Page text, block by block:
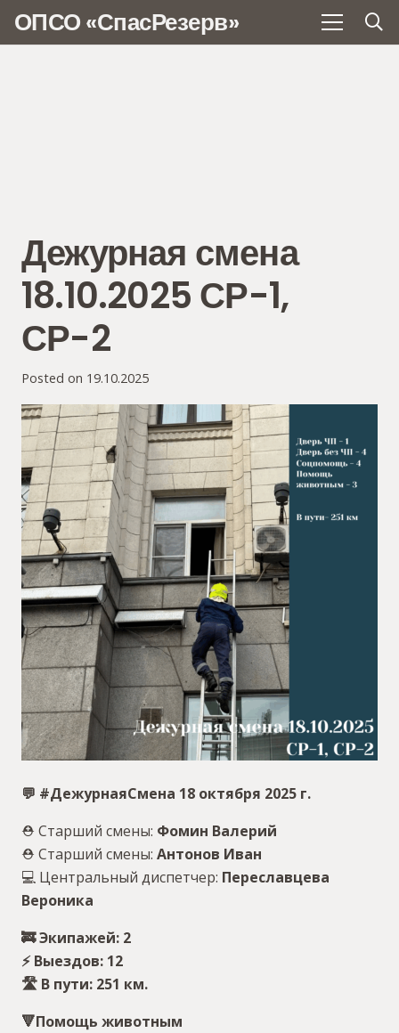
ОПСО «СпасРезерв»
Дежурная смена
18.10.2025 СР-1,
СР-2
Posted on 19.10.2025
💬 #ДежурнаяСмена 18 октября 2025 г.
⛑ Старший смены: Фомин Валерий
⛑ Старший смены: Антонов Иван
💻 Центральный диспетчер: Переславцева
Вероника
🚒 Экипажей: 2
⚡️ Выездов: 12
🛣 В пути: 251 км.
🔻Помощь животным